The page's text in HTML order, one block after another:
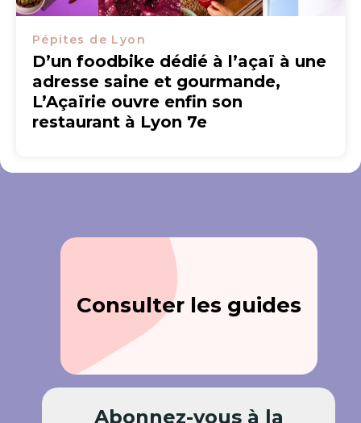
Pépites de Lyon
D’un foodbike dédié à l’açaï à une
adresse saine et gourmande,
L’Açaïrie ouvre enfin son
restaurant à Lyon 7e
Consulter les guides
Abonnez-vous à la